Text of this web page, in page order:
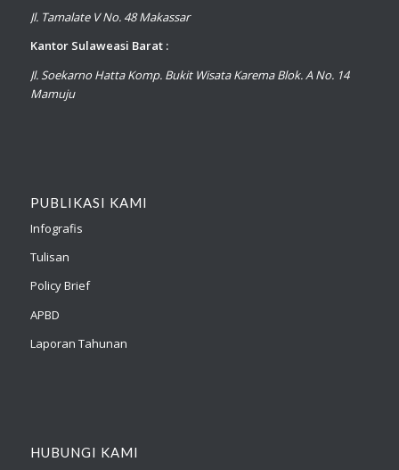
Jl. Tamalate V No. 48 Makassar
Kantor Sulaweasi Barat :
Jl. Soekarno Hatta Komp. Bukit Wisata Karema Blok. A No. 14
Mamuju
PUBLIKASI KAMI
Infografis
Tulisan
Policy Brief
APBD
Laporan Tahunan
HUBUNGI KAMI